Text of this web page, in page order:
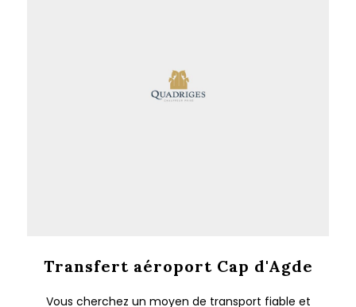
Transfert aéroport Cap d'Agde
Vous cherchez un moyen de transport fiable et